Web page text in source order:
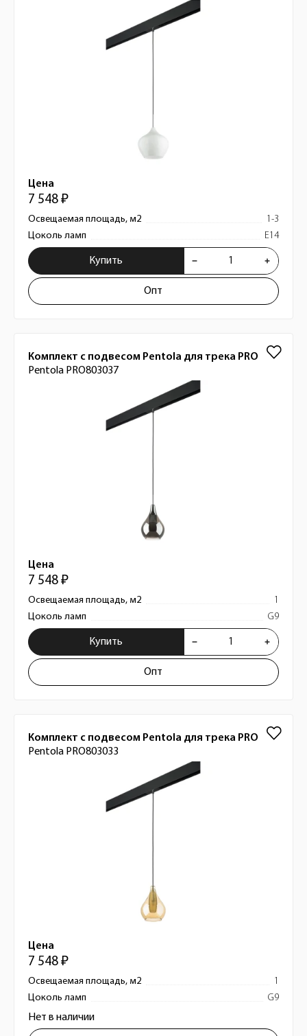
Цена
7 548 ₽
Освещаемая площадь, м2
1-3
Цоколь ламп
E14
Купить
Опт
Комплект с подвесом Pentola для трека PRO
Pentola PRO803037
Цена
7 548 ₽
Освещаемая площадь, м2
1
Цоколь ламп
G9
Купить
Опт
Комплект с подвесом Pentola для трека PRO
Pentola PRO803033
Цена
7 548 ₽
Освещаемая площадь, м2
1
Цоколь ламп
G9
Нет в наличии